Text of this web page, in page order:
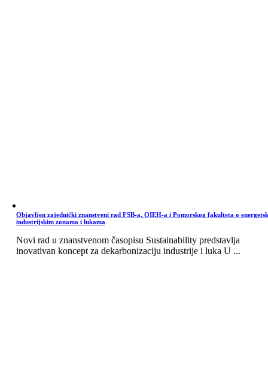
Objavljen zajednički znanstveni rad FSB-a, OIEH-a i Pomorskog fakulteta o
industrijskim zonama i lukama
Novi rad u znanstvenom časopisu Sustainability predstavlja
inovativan koncept za dekarbonizaciju industrije i luka U ...